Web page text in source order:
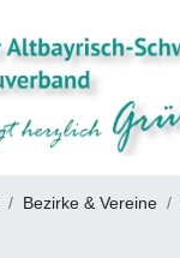
Bezirke & Vereine